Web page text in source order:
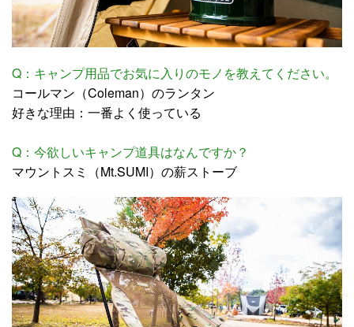
Q：キャンプ用品でお気に入りのモノを教えてください。
コールマン（Coleman）のランタン
好きな理由：一番よく使っている
Q：今欲しいキャンプ道具はなんですか？
マウントスミ（Mt.SUMI）の薪ストーブ